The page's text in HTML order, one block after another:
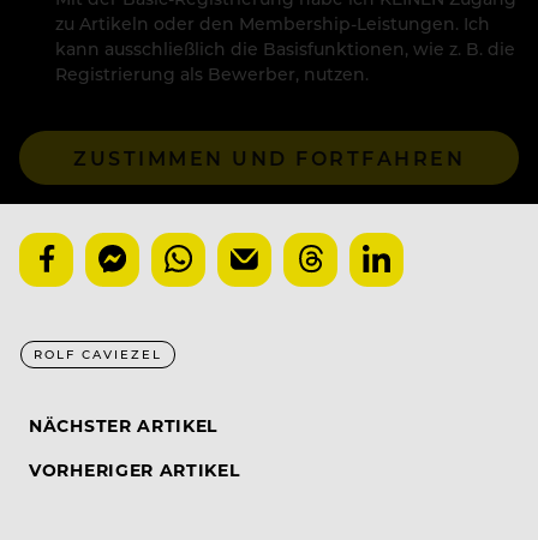
zu Artikeln oder den Membership-Leistungen. Ich
kann ausschließlich die Basisfunktionen, wie z. B. die
Registrierung als Bewerber, nutzen.
ZUSTIMMEN UND FORTFAHREN
ROLF CAVIEZEL
NÄCHSTER ARTIKEL
VORHERIGER ARTIKEL